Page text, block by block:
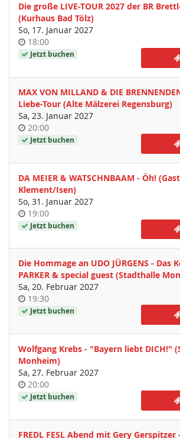
Die große LIVE-TOUR 2027 der BR
(Kurhaus Bad Tölz)
So, 17. Januar 2027
Uhrzeit
18:00
Jetzt buchen
MAX VON MILLAND & DIE
Liebe-Tour (Alte Mälzerei Regensburg)
Sa, 23. Januar 2027
Uhrzeit
20:00
Jetzt buchen
DA MEIER & WATSCHNBAAM - Öh!
Klement/Isen)
So, 31. Januar 2027
Uhrzeit
19:00
Jetzt buchen
Die Hommage an UDO JÜRGENS - Das
PARKER & special guest (Stadthalle
Sa, 20. Februar 2027
Uhrzeit
19:30
Jetzt buchen
Wolfgang Krebs - "Bayern liebt DICH!"
Monheim)
Sa, 27. Februar 2027
Uhrzeit
20:00
Jetzt buchen
FREDL FESL Abend mit Gery